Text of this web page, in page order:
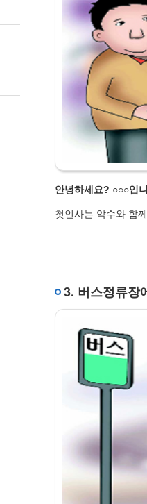
안녕하세요? ○○○입
첫인사는 악수와 함
3. 버스정류장